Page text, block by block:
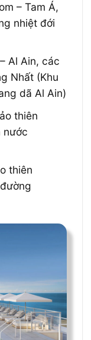
– Tam Á,
nhiệt đới
Al Ain, các
Nhất (Khu
dã Al Ain)
thiên
nước
thiên